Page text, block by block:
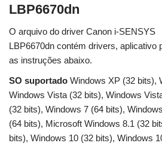
LBP6670dn
O arquivo do driver Canon i-SENSYS
LBP6670dn contém drivers, aplicativo
as instruções abaixo.
SO suportado Windows XP (32 bits),
Windows Vista (32 bits), Windows
(32 bits), Windows 7 (64 bits),
(64 bits), Microsoft Windows 8.1 (32
bits), Windows 10 (32 bits), Windows